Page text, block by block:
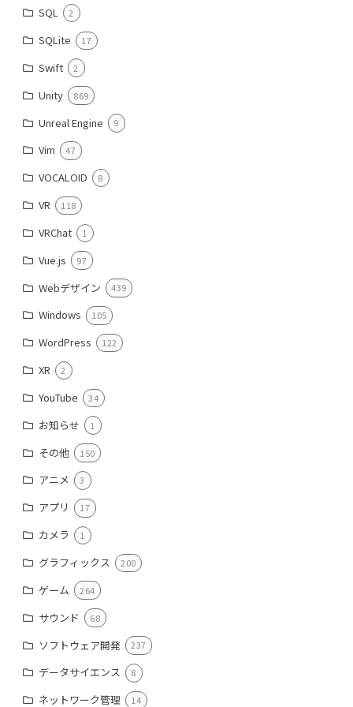
SQL 2
SQLite 17
Swift 2
Unity 869
Unreal Engine 9
Vim 47
VOCALOID 8
VR 118
VRChat 1
Vue.js 97
Webデザイン 439
Windows 105
WordPress 122
XR 2
YouTube 34
お知らせ 1
その他 150
アニメ 3
アプリ 17
カメラ 1
グラフィックス 200
ゲーム 264
サウンド 68
ソフトウェア開発 237
データサイエンス 8
ネットワーク管理 14